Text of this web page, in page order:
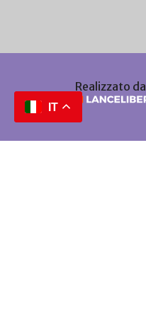
Realizzato da
IT